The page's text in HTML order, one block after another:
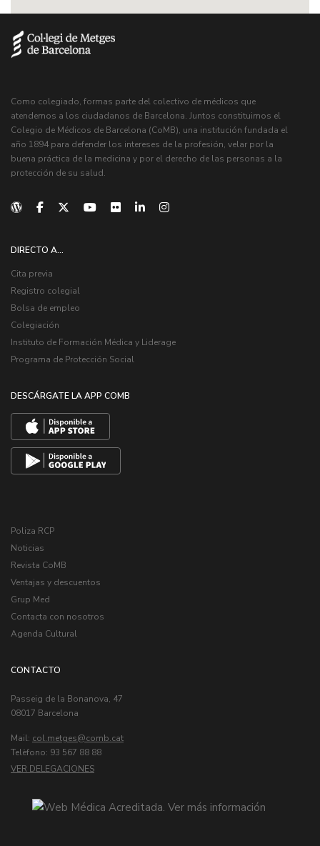
Como colegiado, formas parte del colectivo de médicos que
atendemos a los ciudadanos de Barcelona. Juntos constituimos el
Colegio de Médicos de Barcelona (CoMB), una institución fundada el
año 1894 para defender los intereses de la profesión, velar por la
buena práctica de la medicina y por el derecho de las personas a la
protección de su salud.
DIRECTO A...
Cita previa
Registro colegial
Bolsa de empleo
Colegiación
Instituto de Formación Médica y Liderage
Programa de Protección Social
DESCÁRGATE LA APP COMB
Poliza RCP
Noticias
Revista CoMB
Ventajas y descuentos
Grup Med
Contacta con nosotros
Agenda Cultural
CONTACTO
Passeig de la Bonanova, 47
08017 Barcelona
Mail: col.metges
Telèfono: 93 567 88 88
VER DELEGACIONES